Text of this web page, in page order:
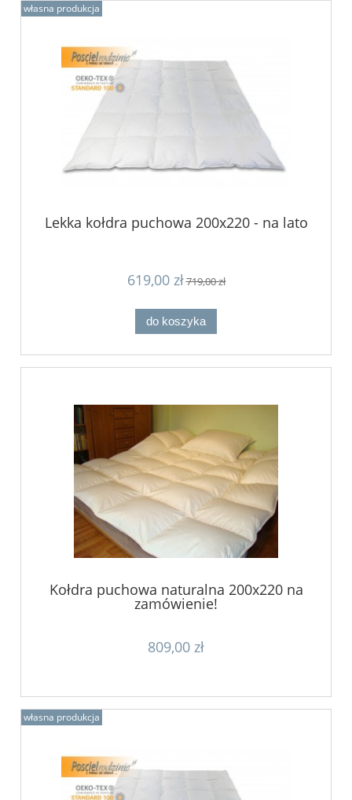
Lekka kołdra puchowa 200x220 - na lato
619,00 zł719,00 zł
do koszyka
własna produkcja
Kołdra puchowa naturalna 200x220 na
zamówienie!
809,00 zł
własna produkcja